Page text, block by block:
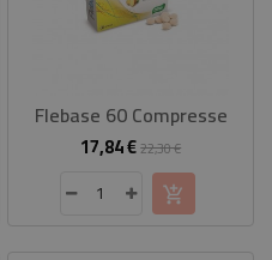
Flebase 60 Compresse
17,84 €Prezzo
base
22,30 €Prezzo